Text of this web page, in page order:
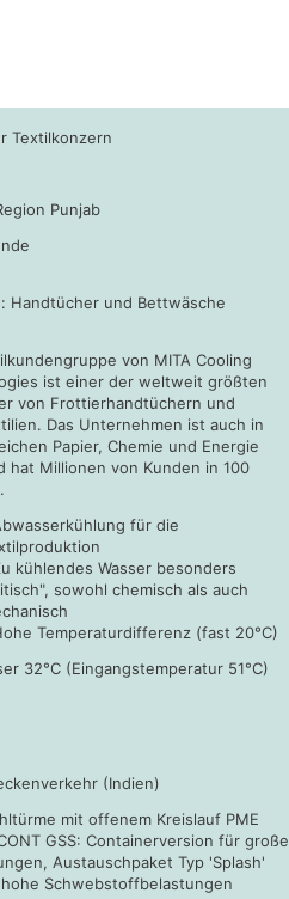
Textilkonzern
Punjab
Handtücher und Bettwäsche
von MITA Cooling
ist einer der weltweit größten
von Frottierhandtüchern und
Das Unternehmen ist auch in
Papier, Chemie und Energie
hat Millionen von Kunden in 100
für die
kühlendes Wasser besonders
sowohl chemisch als auch
Temperaturdifferenz (fast 20°C)
32°C (Eingangstemperatur 51°C)
(Indien)
mit offenem Kreislauf PME
GSS: Containerversion für große
Austauschpaket Typ 'Splash'
Schwebstoffbelastungen